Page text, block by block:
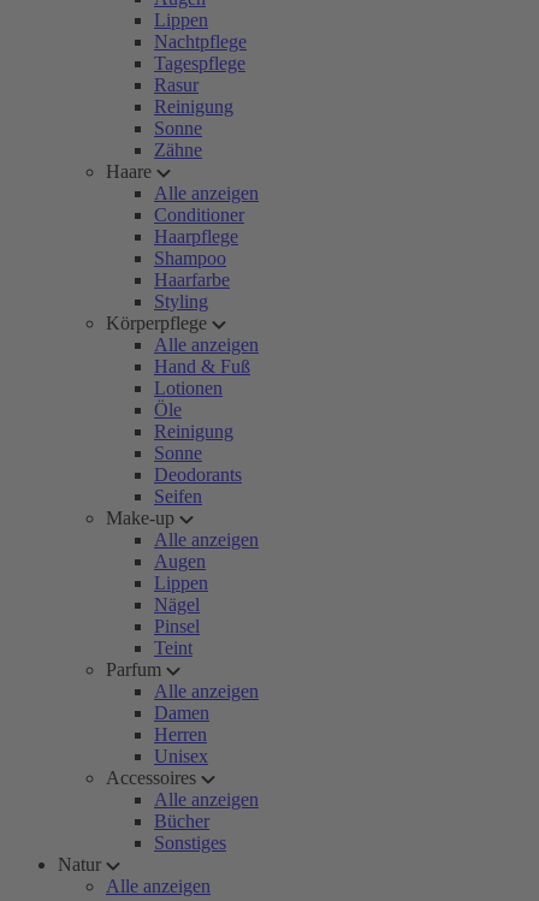
Lippen
Nachtpflege
Tagespflege
Rasur
Reinigung
Sonne
Zähne
Haare
Alle anzeigen
Conditioner
Haarpflege
Shampoo
Haarfarbe
Styling
Körperpflege
Alle anzeigen
Hand & Fuß
Lotionen
Öle
Reinigung
Sonne
Deodorants
Seifen
Make-up
Alle anzeigen
Augen
Lippen
Nägel
Pinsel
Teint
Parfum
Alle anzeigen
Damen
Herren
Unisex
Accessoires
Alle anzeigen
Bücher
Sonstiges
Natur
Alle anzeigen